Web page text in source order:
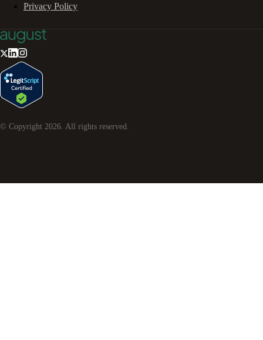
Privacy Policy
© Copyright 2026. All rights reserved.